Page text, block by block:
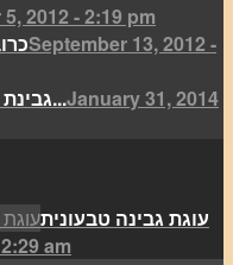
2012 - 2:19 pm
September 13, 2012 -
גבינת קוטג’ טבעונית- מתכון להכנה...January 31, 2014
עוגת גבינה טבעונית
am